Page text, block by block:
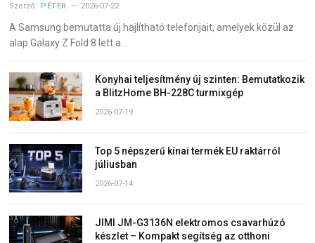
Szerző: PÉTER 2026-07-22
A Samsung bemutatta új hajlítható telefonjait, amelyek közül az
alap Galaxy Z Fold 8 lett a…
Konyhai teljesítmény új szinten: Bemutatkozik
a BlitzHome BH-228C turmixgép
2026-07-19
Top 5 népszerű kínai termék EU raktárról
júliusban
2026-07-14
JIMI JM-G3136N elektromos csavarhúzó
készlet – Kompakt segítség az otthoni